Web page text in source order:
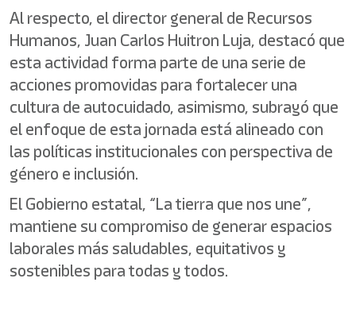
Al respecto, el director general de Recursos
Humanos, Juan Carlos Huitron Luja, destacó que
esta actividad forma parte de una serie de
acciones promovidas para fortalecer una
cultura de autocuidado, asimismo, subrayó que
el enfoque de esta jornada está alineado con
las políticas institucionales con perspectiva de
género e inclusión.
El Gobierno estatal, “La tierra que nos une”,
mantiene su compromiso de generar espacios
laborales más saludables, equitativos y
sostenibles para todas y todos.